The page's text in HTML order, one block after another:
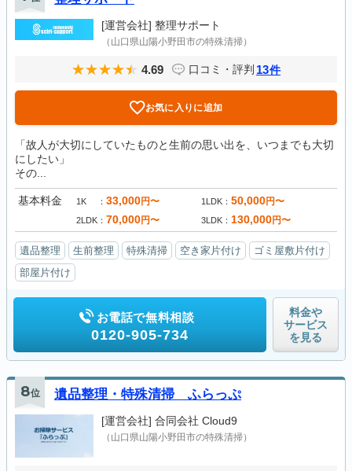
[運営会社] 整理サポート
（山口県山陽小野田市の特殊清掃）
4.69 口コミ・評判 13件
お気に入りに追加
「故人が大切にしていたものと生前の思い出を、いつまでも大切
にしたい」
その...
基本料金 1K 33,000円〜 1LDK 50,000円〜
2LDK 70,000円〜 3LDK 130,000円〜
遺品整理 生前整理 特殊清掃 空き家片付け
ゴミ屋敷片付け
部屋片付け
お電話で無料相談
0120-905-734
料金や
サービス
を見る
8位 遺品整理・特殊清掃 ふらっぷ
[運営会社] 合同会社 Cloud9
（山口県山陽小野田市の特殊清掃）